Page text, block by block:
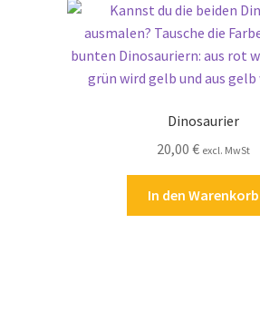
Dinosaurier
20,00 € excl. MwSt
In den Warenkorb